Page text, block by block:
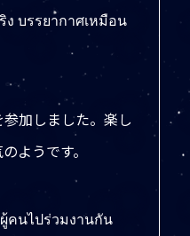
บรรยากาศเหมือน
加しました。楽し
ようです。
คนไปร่วมงานกัน